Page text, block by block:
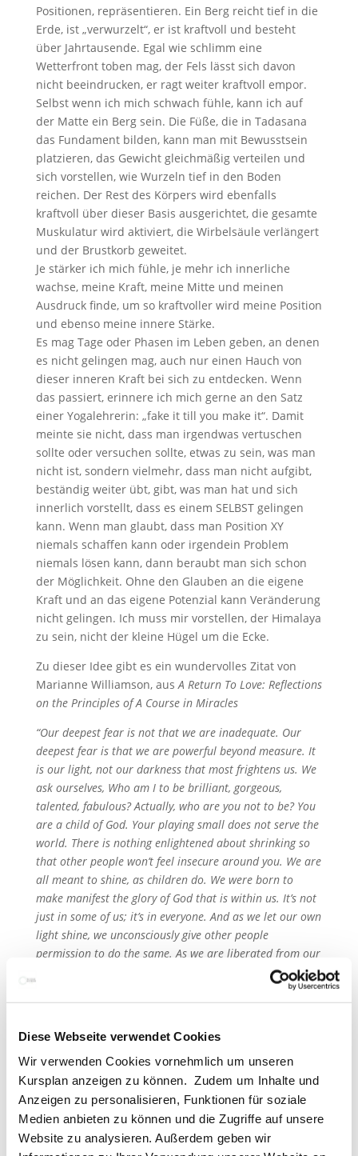
Diese Webseite verwendet Cookies
Wir verwenden Cookies vornehmlich um unseren
Kursplan anzeigen zu können. Zudem um Inhalte und
Anzeigen zu personalisieren, Funktionen für soziale
Medien anbieten zu können und die Zugriffe auf unsere
Website zu analysieren. Außerdem geben wir
Positionen, repräsentieren. Ein Berg reicht tief in die
Erde, ist „verwurzelt“, er ist kraftvoll und besteht
über Jahrtausende. Egal wie schlimm eine
Wetterfront toben mag, der Fels lässt sich davon
nicht beeindrucken, er ragt weiter kraftvoll empor.
Selbst wenn ich mich schwach fühle, kann ich auf
der Matte ein Berg sein. Die Füße, die in Tadasana
das Fundament bilden, kann man mit Bewusstsein
platzieren, das Gewicht gleichmäßig verteilen und
sich vorstellen, wie Wurzeln tief in den Boden
reichen. Der Rest des Körpers wird ebenfalls
kraftvoll über dieser Basis ausgerichtet, die gesamte
Muskulatur wird aktiviert, die Wirbelsäule verlängert
und der Brustkorb geweitet.
Je stärker ich mich fühle, je mehr ich innerliche
wachse, meine Kraft, meine Mitte und meinen
Ausdruck finde, um so kraftvoller wird meine Position
und ebenso meine innere Stärke.
Es mag Tage oder Phasen im Leben geben, an denen
es nicht gelingen mag, auch nur einen Hauch von
dieser inneren Kraft bei sich zu entdecken. Wenn
das passiert, erinnere ich mich gerne an den Satz
einer Yogalehrerin: „fake it till you make it“. Damit
meinte sie nicht, dass man irgendwas vertuschen
sollte oder versuchen sollte, etwas zu sein, was man
nicht ist, sondern vielmehr, dass man nicht aufgibt,
beständig weiter übt, gibt, was man hat und sich
innerlich vorstellt, dass es einem SELBST gelingen
kann. Wenn man glaubt, dass man Position XY
niemals schaffen kann oder irgendein Problem
niemals lösen kann, dann beraubt man sich schon
der Möglichkeit. Ohne den Glauben an die eigene
Kraft und an das eigene Potenzial kann Veränderung
nicht gelingen. Ich muss mir vorstellen, der Himalaya
zu sein, nicht der kleine Hügel um die Ecke.
Zu dieser Idee gibt es ein wundervolles Zitat von
Marianne Williamson, aus A Return To Love: Reflections
on the Principles of A Course in Miracles
“Our deepest fear is not that we are inadequate. Our
deepest fear is that we are powerful beyond measure. It
is our light, not our darkness that most frightens us. We
ask ourselves, Who am I to be brilliant, gorgeous,
talented, fabulous? Actually, who are you not to be? You
are a child of God. Your playing small does not serve the
world. There is nothing enlightened about shrinking so
that other people won’t feel insecure around you. We are
all meant to shine, as children do. We were born to
make manifest the glory of God that is within us. It’s not
just in some of us; it’s in everyone. And as we let our own
light shine, we unconsciously give other people
permission to do the same. As we are liberated from our
own fear, our presence automatically liberates others.
Herzliche Grüße von Openlotus – Die Yogaschule in
Suche